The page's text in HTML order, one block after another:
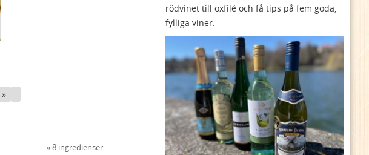
8 ingredienser
rödvinet till oxfilé och få tips på fem goda,
fylliga viner.